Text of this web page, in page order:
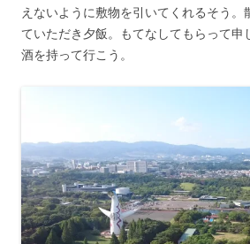
えないように敷物を引いてくれるそう。
ていただき夕飯。もてなしてもらって申
酒を持って行こう。